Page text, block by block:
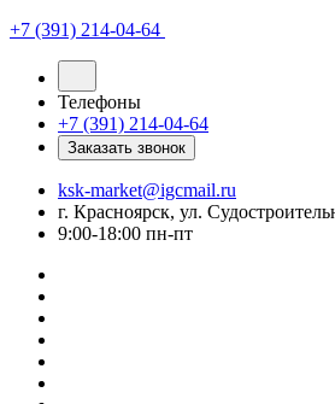
+7 (391) 214-04-64
Телефоны
+7 (391) 214-04-64
Заказать звонок
ksk-market@igcmail.ru
г. Красноярск, ул.
9:00-18:00 пн-пт